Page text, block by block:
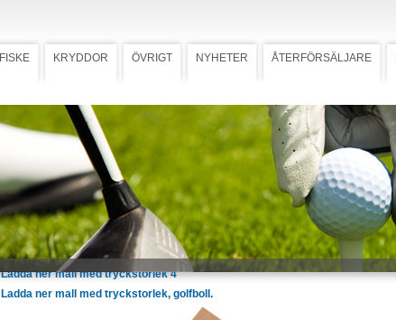
FISKE KRYDDOR ÖVRIGT NYHETER ÅTERFÖRSÄLJARE
Personligt startkit
Bollar och peggar med
namntryck, VIP
Personligt startkit inkl 1 boll och 20 peggar. 1-
färgstryckt namn på bollar, peggar och
pappersask av 100% returfiber.
Ladda ner mall med tryckstorlek 2 1/8"
Ladda ner mall med tryckstorlek 2 3/4"
Ladda ner mall med tryckstorlek 3 1/4"
Ladda ner mall med tryckstorlek 4"
Ladda ner mall med tryckstorlek, golfboll.
Ladda ner högupplöst bild